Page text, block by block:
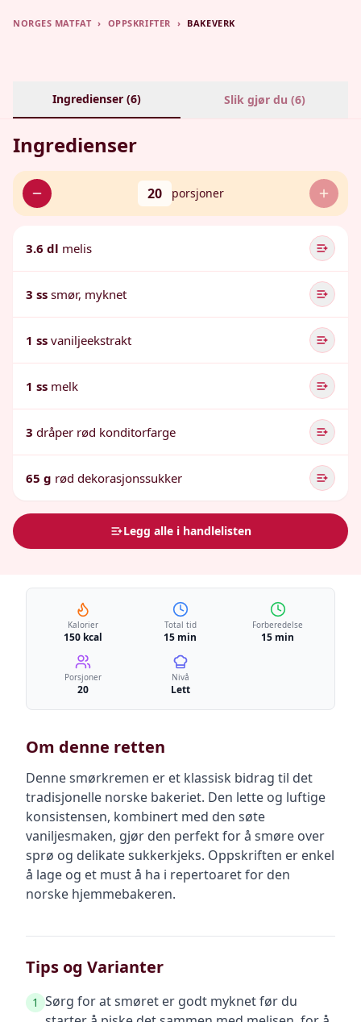
NORGES MATFAT › OPPSKRIFTER › BAKEVERK
Ingredienser (6) Slik gjør du (6)
Ingredienser
20 porsjoner
3.6 dl melis
3 ss smør, myknet
1 ss vaniljeekstrakt
1 ss melk
3 dråper rød konditorfarge
65 g rød dekorasjonssukker
Legg alle i handlelisten
Kalorier
150 kcal
Total tid
15 min
Forberedelse
15 min
Porsjoner
20
Nivå
Lett
Om denne retten
Denne smørkremen er et klassisk bidrag til det
tradisjonelle norske bakeriet. Den lette og luftige
konsistensen, kombinert med den søte
vaniljesmaken, gjør den perfekt for å smøre over
sprø og delikate sukkerkjeks. Oppskriften er enkel
å lage og et must å ha i repertoaret for den
norske hjemmebakeren.
Tips og Varianter
1 Sørg for at smøret er godt myknet før du